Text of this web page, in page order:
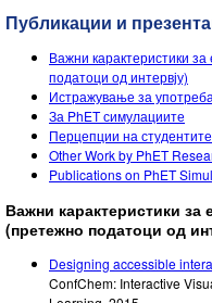
Публикации и
Важни карактеристики
податоци од интервју)
Истражување за
За PhET симулациите
Перцепции на
Other Work by PhET
Publications on PhET
Важни карактеристики за
(претежно податоци од
Designing accessible
ConfChem: Interactive